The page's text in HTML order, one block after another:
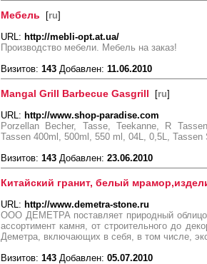
Мебель [ru]
URL: http://mebli-opt.at.ua/
Производство мебели. Мебель на заказ!
Визитов: 143 Добавлен: 11.06.2010
Mangal Grill Barbecue Gasgrill [ru]
URL: http://www.shop-paradise.com
Porzellan Becher, Tasse, Teekanne, R
Tassen 400ml, 500ml, 550 ml, 04L, 0,5L,
Визитов: 143 Добавлен: 23.06.2010
Китайский гранит, белый
URL: http://www.demetra-stone.ru
ООО ДЕМЕТРА поставляет природный
ассортимент камня, от строительного до
Деметра, включающих в себя, в том числе,
Визитов: 143 Добавлен: 05.07.2010